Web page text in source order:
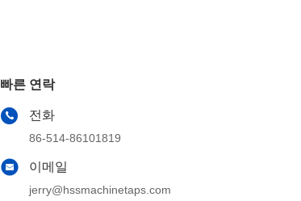
빠른 연락
전화
86-514-86101819
이메일
jerry@hssmachinetaps.com